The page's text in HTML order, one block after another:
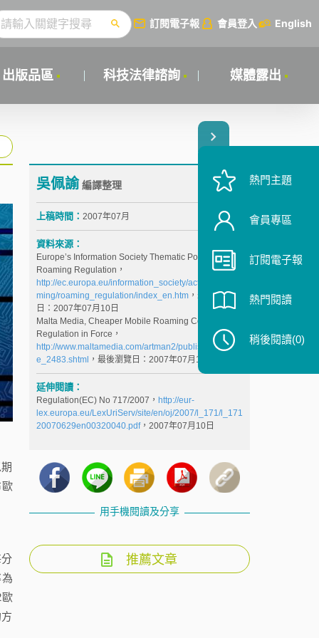
訂閱電子報 會員登入 English
出版品區 科技法律諮詢 媒體露出
吳佩諭 編譯整理
上稿時間： 2007年07月
資料來源：
Europe’s Information Society Thematic Portal, The
Roaming Regulation，
http://ec.europa.eu/information_society/activities/roa
ming/roaming_regulation/index_en.htm，最後瀏覽
日：2007年07月10日
Malta Media, Cheaper Mobile Roaming Costs
Regulation in Force，
http://www.maltamedia.com/artman2/publish/eu/articl
e_2483.shtml ，最後瀏覽日：2007年07月10日
延伸閱讀：
Regulation(EC) No 717/2007， http://eur-
lex.europa.eu/LexUriServ/site/en/oj/2007/l_171/l_171
20070629en00320040.pdf，2007年07月10日
用手機閱讀及分享
推薦文章
熱門主題
會員專區
訂閱電子報
熱門閱讀
稍後閱讀(0)